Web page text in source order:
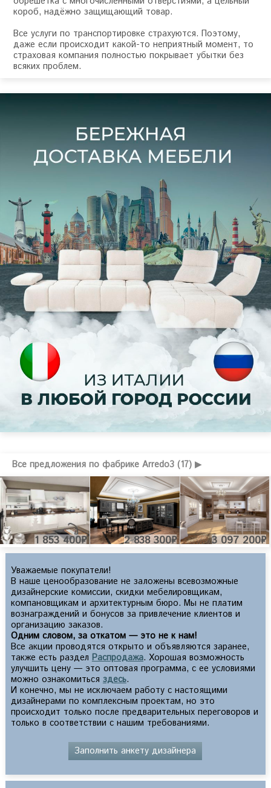
короб, надёжно защищающий товар.
Все услуги по транспортировке страхуются. Поэтому,
даже если происходит какой-то неприятный момент, то
страховая компания полностью покрывает убытки без
всяких проблем.
Все предложения по фабрике Arredo3 (17) ▶
1 853 400₽ 2 838 300₽ 3 097 200₽
Уважаемые покупатели!
В наше ценообразование не заложены всевозможные
дизайнерские комиссии, скидки мебелировщикам,
компановщикам и архитектурным бюро. Мы не платим
вознаграждений и бонусов за привлечение клиентов и
организацию заказов.
Одним словом, за откатом — это не к нам!
Все акции проводятся открыто и объявляются заранее,
также есть раздел Распродажа. Хорошая возможность
улучшить цену — это оптовая программа, с ее условиями
можно ознакомиться здесь.
И конечно, мы не исключаем работу с настоящими
дизайнерами по комплексным проектам, но это
происходит только после предварительных переговоров и
только в соответствии с нашим требованиями.
Заполнить анкету дизайнера